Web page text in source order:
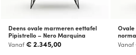
Deens ovale marmeren eettafel
Pipistrello – Nero Marquina
Vanaf€ 2.345,00
Vanaf